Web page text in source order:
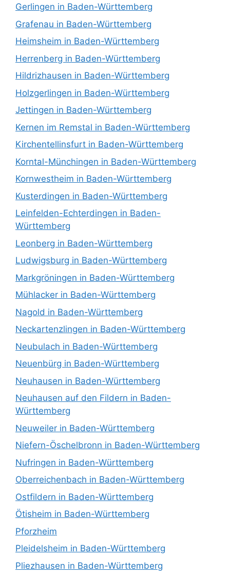
Gerlingen in Baden-Württemberg
Grafenau in Baden-Württemberg
Heimsheim in Baden-Württemberg
Herrenberg in Baden-Württemberg
Hildrizhausen in Baden-Württemberg
Holzgerlingen in Baden-Württemberg
Jettingen in Baden-Württemberg
Kernen im Remstal in Baden-Württemberg
Kirchentellinsfurt in Baden-Württemberg
Korntal-Münchingen in Baden-Württemberg
Kornwestheim in Baden-Württemberg
Kusterdingen in Baden-Württemberg
Leinfelden-Echterdingen in Baden-
Württemberg
Leonberg in Baden-Württemberg
Ludwigsburg in Baden-Württemberg
Markgröningen in Baden-Württemberg
Mühlacker in Baden-Württemberg
Nagold in Baden-Württemberg
Neckartenzlingen in Baden-Württemberg
Neubulach in Baden-Württemberg
Neuenbürg in Baden-Württemberg
Neuhausen in Baden-Württemberg
Neuhausen auf den Fildern in Baden-
Württemberg
Neuweiler in Baden-Württemberg
Niefern-Öschelbronn in Baden-Württemberg
Nufringen in Baden-Württemberg
Oberreichenbach in Baden-Württemberg
Ostfildern in Baden-Württemberg
Ötisheim in Baden-Württemberg
Pforzheim
Pleidelsheim in Baden-Württemberg
Pliezhausen in Baden-Württemberg